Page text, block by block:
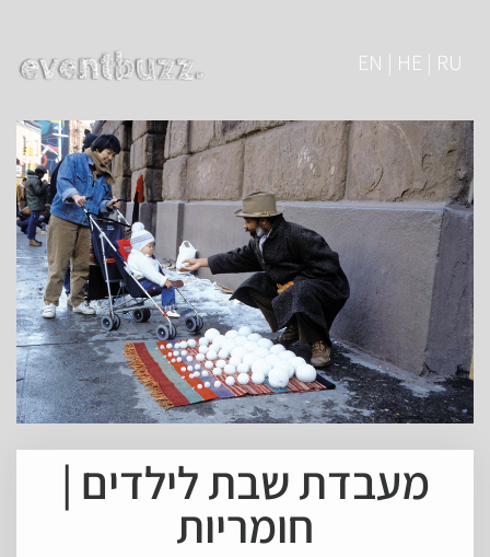
EN | HE | RU
מעבדת שבת לילדים |
חומריות